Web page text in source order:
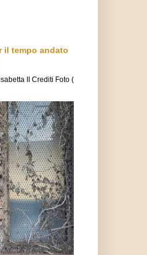
il tempo andato
II Crediti Foto (